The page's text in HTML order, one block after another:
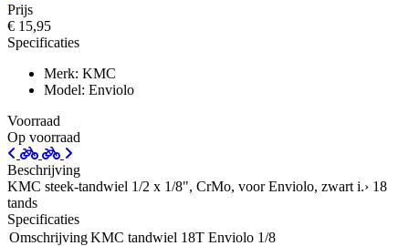
Prijs
€ 15,95
Specificaties
Merk: KMC
Model: Enviolo
Voorraad
Op voorraad
Beschrijving
KMC steek-tandwiel 1/2 x 1/8", CrMo, voor Enviolo, zwart i.› 18
tands
Specificaties
OmschrijvingKMC tandwiel 18T Enviolo 1/8